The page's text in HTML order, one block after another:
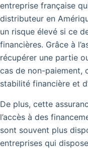
entreprise française
distributeur en
un risque élevé si ce
financières. Grâce à
récupérer une partie
cas de non-paiement,
stabilité financière et
De plus, cette
l’accès à des
sont souvent plus
entreprises qui